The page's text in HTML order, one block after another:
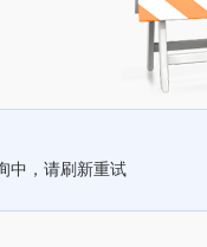
中，请刷新重试